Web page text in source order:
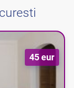
45 eur